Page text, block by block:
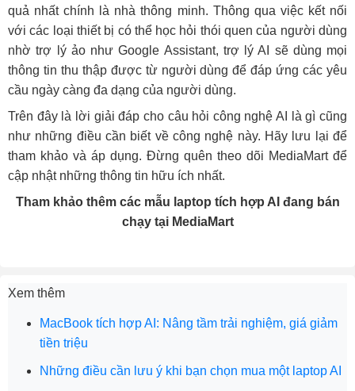
quả nhất chính là nhà thông minh. Thông qua việc kết nối
với các loại thiết bị có thể học hỏi thói quen của người dùng
nhờ trợ lý ảo như Google Assistant, trợ lý AI sẽ dùng mọi
thông tin thu thập được từ người dùng để đáp ứng các yêu
cầu ngày càng đa dạng của người dùng.
Trên đây là lời giải đáp cho câu hỏi công nghệ AI là gì cũng
như những điều cần biết về công nghệ này. Hãy lưu lại để
tham khảo và áp dụng. Đừng quên theo dõi MediaMart để
cập nhật những thông tin hữu ích nhất.
Tham khảo thêm các mẫu laptop tích hợp AI đang bán
chạy tại MediaMart
Xem thêm
MacBook tích hợp AI: Nâng tầm trải nghiệm, giá giảm
tiền triệu
Những điều cần lưu ý khi bạn chọn mua một laptop AI